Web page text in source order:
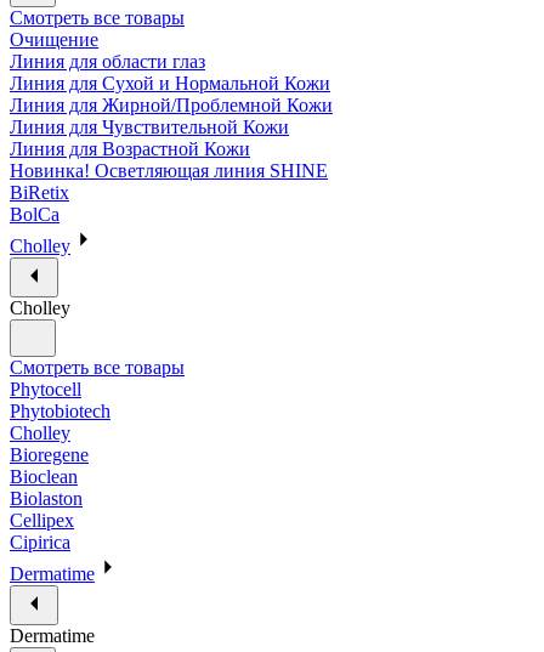
Смотреть все товары
Очищение
Линия для области глаз
Линия для Сухой и Нормальной Кожи
Линия для Жирной/Проблемной Кожи
Линия для Чувствительной Кожи
Линия для Возрастной Кожи
Новинка! Осветляющая линия SHINE
BiRetix
BolCa
Cholley
Cholley
Смотреть все товары
Phytocell
Phytobiotech
Cholley
Bioregene
Bioclean
Biolaston
Cellipex
Cipirica
Dermatime
Dermatime